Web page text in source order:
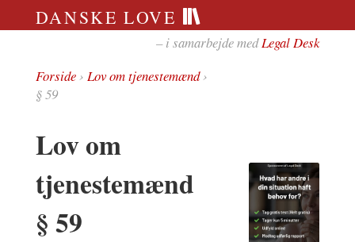
DANSKE LOVE
– i samarbejde medLegal Desk
Forside› Lov om tjenestemænd›
§ 59
Lov om
tjenestemænd
§ 59